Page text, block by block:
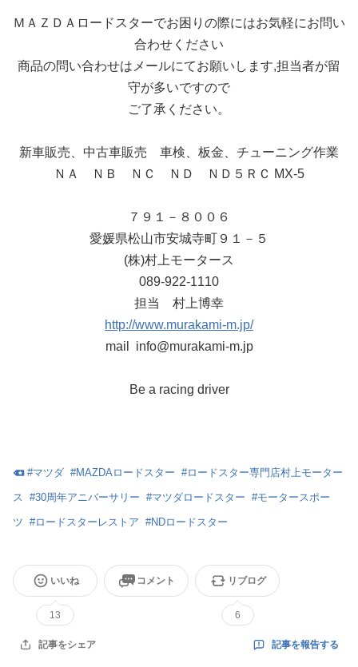
ＭＡＺＤＡロードスターでお困りの際にはお気軽にお問い
合わせください
商品の問い合わせはメールにてお願いします,担当者が留
守が多いですので
ご了承ください。
新車販売、中古車販売 車検、板金、チューニング作業
ＮＡ ＮＢ ＮＣ ＮＤ ＮＤ５ＲＣ MX-5
７９１－８００６
愛媛県松山市安城寺町９１－５
(株)村上モータース
089-922-1110
担当 村上博幸
http://www.murakami-m.jp/
mail info@murakami-m.jp
Be a racing driver
#マツダ #MAZDAロードスター #ロードスター専門店村上モーター
ス #30周年アニバーサリー #マツダロードスター #モータースポー
ツ #ロードスターレストア #NDロードスター
いいね
13
コメント リブログ
6
記事をシェア 記事を報告する